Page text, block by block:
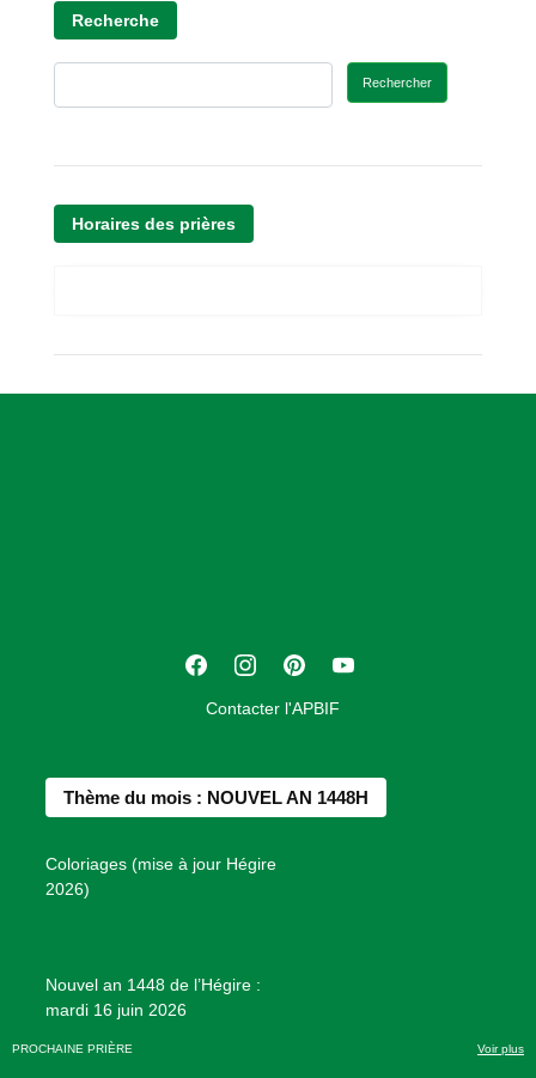
PROCHAINE PRIÈRE Voir plus
Recherche
Rechercher
Horaires des prières
d
b
k
a
a
e
Y
u
Contacter l'APBIF
Thème du mois : NOUVEL AN 1448H
Coloriages (mise à jour Hégire
2026)
Nouvel an 1448 de l’Hégire :
mardi 16 juin 2026